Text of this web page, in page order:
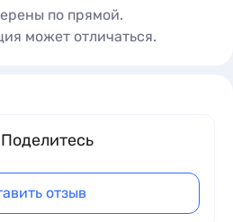
по прямой.
может отличаться.
отзыв